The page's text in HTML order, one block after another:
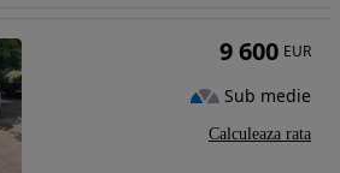
9 600 EUR
Sub medie
Calculeaza rata